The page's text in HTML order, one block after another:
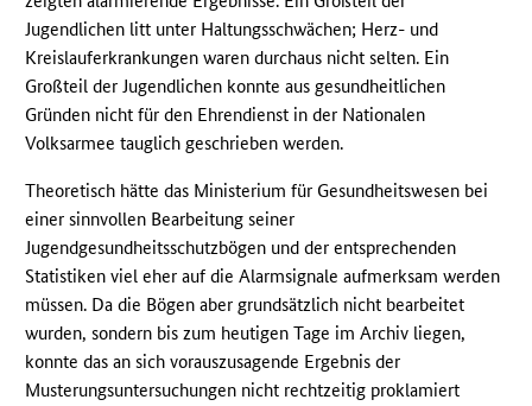
Jugendlichen litt unter Haltungsschwächen; Herz- und
Kreislauferkrankungen waren durchaus nicht selten. Ein
Großteil der Jugendlichen konnte aus gesundheitlichen
Gründen nicht für den Ehrendienst in der Nationalen
Volksarmee tauglich geschrieben werden.
Theoretisch hätte das Ministerium für Gesundheitswesen bei
einer sinnvollen Bearbeitung seiner
Jugendgesundheitsschutzbögen und der entsprechenden
Statistiken viel eher auf die Alarmsignale aufmerksam werden
müssen. Da die Bögen aber grundsätzlich nicht bearbeitet
wurden, sondern bis zum heutigen Tage im Archiv liegen,
konnte das an sich vorauszusagende Ergebnis der
Musterungsuntersuchungen nicht rechtzeitig proklamiert